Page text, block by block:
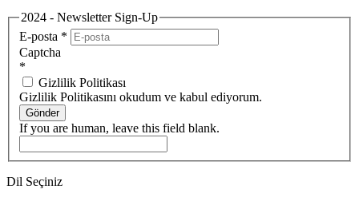
2024 - Newsletter Sign-Up
E-posta *
Captcha
*
Gizlilik Politikası
Gizlilik Politikasını okudum ve kabul ediyorum.
Gönder
If you are human, leave this field blank.
Dil Seçiniz